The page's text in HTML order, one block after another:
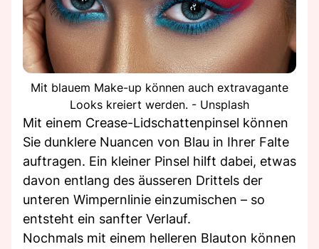
Mit blauem Make-up können auch extravagante
Looks kreiert werden. - Unsplash
Mit einem Crease-Lidschattenpinsel können
Sie dunklere Nuancen von Blau in Ihrer Falte
auftragen. Ein kleiner Pinsel hilft dabei, etwas
davon entlang des äusseren Drittels der
unteren Wimpernlinie einzumischen – so
entsteht ein sanfter Verlauf.
Nochmals mit einem helleren Blauton können